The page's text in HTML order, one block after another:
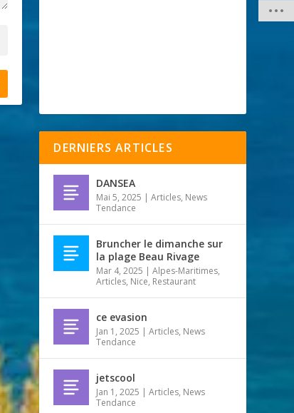
DERNIERS ARTICLES
DANSEA
Mai 5, 2025 |Articles, News
Tendance
Bruncher le dimanche sur
la plage Beau Rivage
Mar 4, 2025 |Alpes-Maritimes,
Articles, Nice, Restaurant
ce evasion
Jan 1, 2025 |Articles, News
Tendance
jetscool
Jan 1, 2025 |Articles, News
Tendance